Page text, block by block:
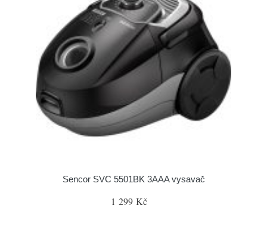
Sencor SVC 5501BK 3AAA vysavač
1 299 Kč